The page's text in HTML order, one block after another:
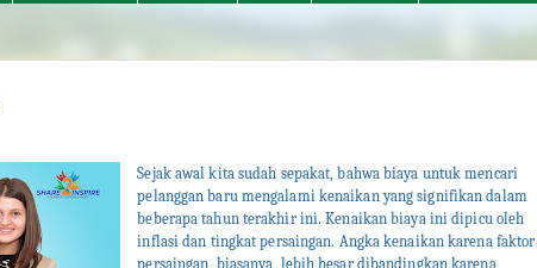
Sejak awal kita sudah sepakat, bahwa biaya untuk mencari
pelanggan baru mengalami kenaikan yang signifikan dalam
beberapa tahun terakhir ini. Kenaikan biaya ini dipicu oleh
inflasi dan tingkat persaingan. Angka kenaikan karena faktor
persaingan, biasanya lebih besar dibandingkan karena